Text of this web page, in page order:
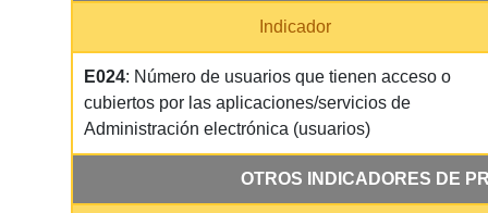
Indicador
E024: Número de usuarios que tienen acceso o
cubiertos por las aplicaciones/servicios de
Administración electrónica (usuarios)
OTROS INDICADORES DE